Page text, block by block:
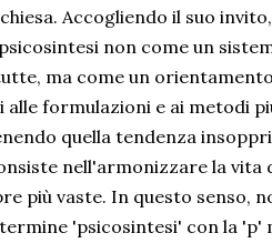
Accogliendo il suo
non come un
ma come un
alle formulazioni e ai metodi
quella tendenza
nell'armonizzare la vita
più vaste. In questo senso,
'psicosintesi' con la 'p'